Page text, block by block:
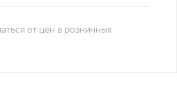
от цен в розничных